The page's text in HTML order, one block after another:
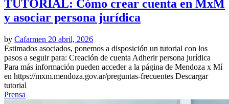
TUTORIAL: Cómo crear cuenta en MxM
y asociar persona jurídica
by Cafarmen 20 abril, 2026
Estimados asociados, ponemos a disposición un tutorial con los
pasos a seguir para: Creación de cuenta Adherir persona jurídica
Para más información pueden acceder a la página de Mendoza x Mí
en https://mxm.mendoza.gov.ar/preguntas-frecuentes Descargar
tutorial
Prensa